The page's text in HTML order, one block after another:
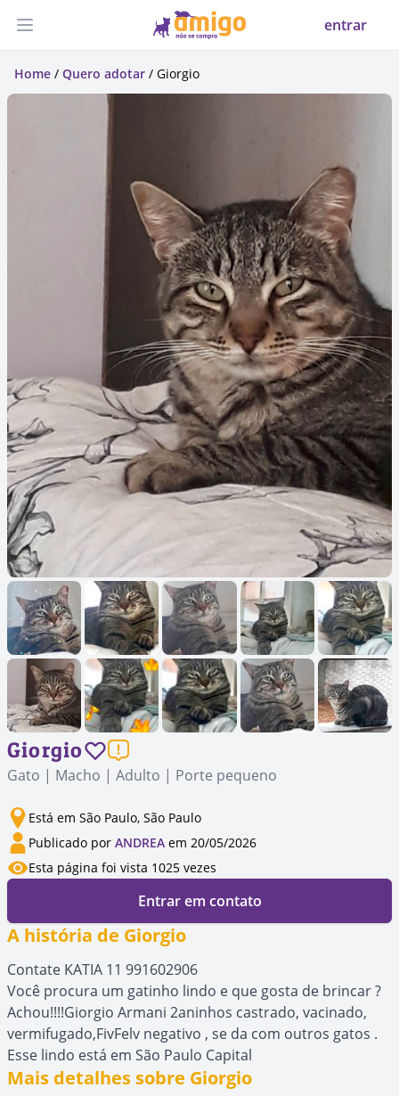
Abrir menu entrar
Home / Quero adotar / Giorgio
Giorgio
Gato | Macho | Adulto | Porte pequeno
Está em São Paulo, São Paulo
Publicado por ANDREA em 20/05/2026
Esta página foi vista 1025 vezes
Entrar em contato
A história de Giorgio
Contate KATIA 11 991602906
Você procura um gatinho lindo e que gosta de brincar ?
Achou!!!!Giorgio Armani 2aninhos castrado, vacinado,
vermifugado,FivFelv negativo , se da com outros gatos .
Esse lindo está em São Paulo Capital
Mais detalhes sobre Giorgio